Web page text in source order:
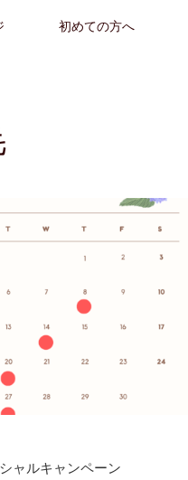
初めての方へ
ャルキャンペーン